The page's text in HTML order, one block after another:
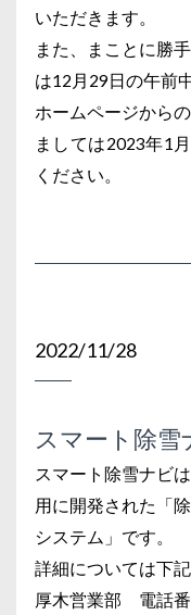
いただきます。
また、まことに勝
は12月29日の午前
ホームページから
ましては2023年1
ください。
2022/11/28
スマート除雪
スマート除雪ナビ
用に開発された「
システム」です。
詳細については下
厚木営業部 電話